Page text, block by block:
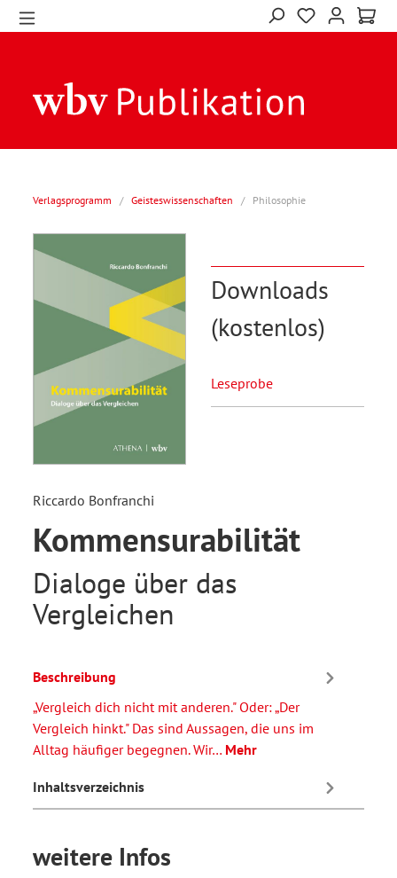
Verlagsprogramm / Geisteswissenschaften / Philosophie
Downloads
(kostenlos)
Leseprobe
Riccardo Bonfranchi
Kommensurabilität
Dialoge über das
Vergleichen
Beschreibung
„Vergleich dich nicht mit anderen." Oder: „Der
Vergleich hinkt." Das sind Aussagen, die uns im
Alltag häufiger begegnen. Wir… Mehr
Inhaltsverzeichnis
weitere Infos